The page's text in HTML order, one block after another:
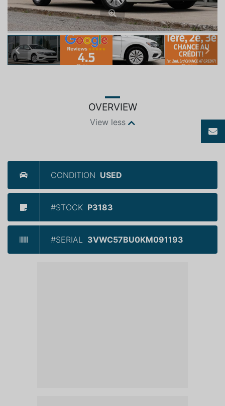
Previous Next
OVERVIEW
View less
CONDITION USED
#STOCK P3183
#SERIAL 3VWC57BU0KM091193